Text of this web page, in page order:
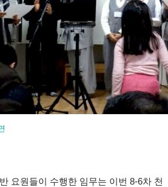
요원들이 수행한 임무는 이번 8-6차 천